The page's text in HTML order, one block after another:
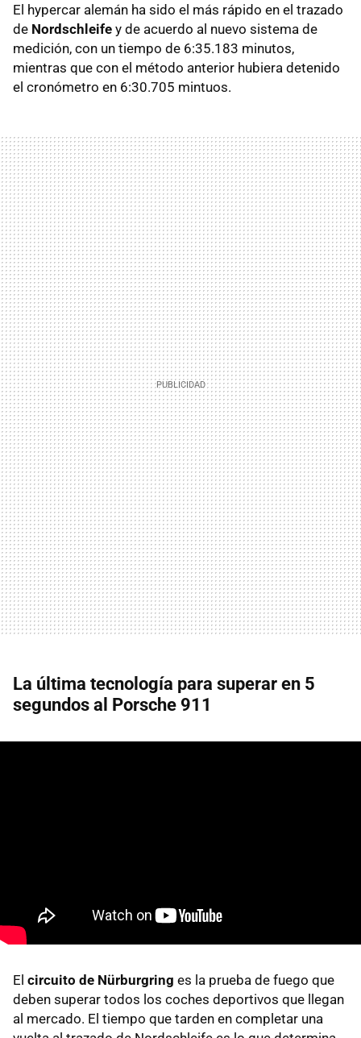
El hypercar alemán ha sido el más rápido en el trazado
de Nordschleife y de acuerdo al nuevo sistema de
medición, con un tiempo de 6:35.183 minutos,
mientras que con el método anterior hubiera detenido
el cronómetro en 6:30.705 mintuos.
La última tecnología para superar en 5
segundos al Porsche 911
El circuito de Nürburgring es la prueba de fuego que
deben superar todos los coches deportivos que llegan
al mercado. El tiempo que tarden en completar una